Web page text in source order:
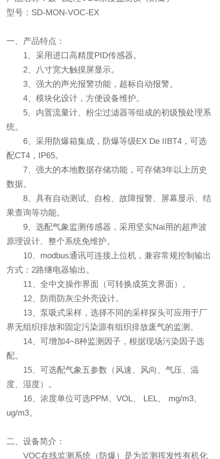
型号：SD-MON-VOC-EX
一、产品特点：
1、采用进口高精度PID传感器。
2、八寸宽大触摸屏显示。
3、强大的声光报警功能，超标自动报警。
4、模块化设计，方便设备维护。
5、内置流量计、粉尘过滤器等组成的初级预处理系
统。
6、采用防爆箱集成，防爆等级EX De IIBT4，可选
配CT4，IP65。
7、强大的本地数据存储功能，可存储3年以上历史
数据。
8、具有自动测试、自检、故障报警、屏幕显示、结
果查询等功能。
9、选配气象监测传感器，采用坚实Nai用的超声波
原理设计、整个系统免维护。
10、modbus通讯可连接上位机，兼容常规控制输出
方式：2路继电器输出。
11、全中文操作界面（可转换成英文界面）。
12、防雨防灰尘外壳设计。
13、泵吸式采样，选择不同的采样探头可应用于厂
界无组织排放和固定污染源有组织排放废气的监测。
14、可增加4~8种监测因子，根据现场污染因子选
配。
15、可选配气象五参数（风速、风向、气压、温
度、湿度）。
16、浓度单位可选PPM、VOL、 LEL、 mg/m3、
ug/m3。
二、设备简介：
VOC在线监测系统（防爆）是为监测挥发性有机化